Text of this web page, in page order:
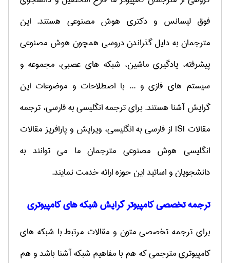
فوق لیسانس و دکتری هوش مصنوعی هستند. این
مترجمان به دلیل گذراندن دروسی همچون هوش مصنوعی
پیشرفته، یادگیری ماشین، شبکه های عصبی، مجموعه و
سیستم های فازی و ... با اصطلاحات و موضوعات این
گرایش آشنا هستند. برای ترجمه انگلیسی به فارسی، ترجمه
مقالات ISI از فارسی به انگلیسی، ویرایش و پارافریز مقالات
انگلیسی هوش مصنوعی مترجمان ما می توانند به
دانشجویان و اساتید این حوزه ارائه خدمت نمایند.
ترجمه تخصصی کامپیوتر گرایش شبکه های کامپیوتری
برای ترجمه تخصصی متون و مقالات مرتبط با شبکه های
کامپیوتری مترجمی که هم با مفاهیم شبکه آشنا باشد و هم